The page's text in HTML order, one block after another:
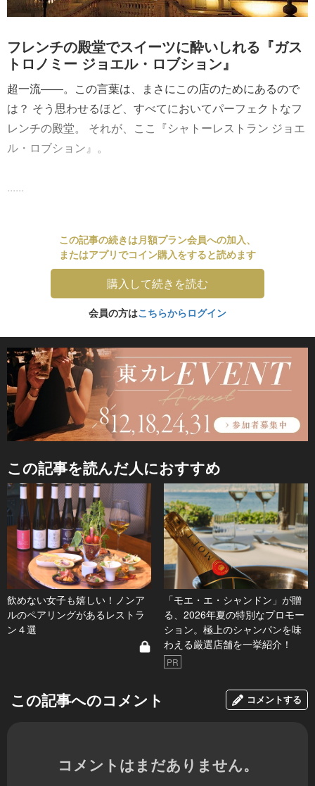
フレンチの殿堂でスイーツに酔いしれる『ガス
トロノミー ジョエル・ロブション』
超一流――。この言葉は、まさにこの店のためにあるので
は？ そう思わせるほど、すべてにおいてパーフェクトなフ
レンチの殿堂。 それが、ここ『シャトーレストラン ジョエ
ル・ロブション』。
......
この記事の続きは月額プラン会員への加入、
またはアプリでコイン購入をすると読めます
購入して続きを読む
会員の方はこちらからログイン
この記事を読んだ人におすすめ
飲めない女子も嬉しい！ノンア
ルのペアリングがあるレストラ
ン４選
「モエ・エ・シャンドン」が贈
る、2026年夏の特別なプロモー
ション。極上のシャンパンを味
わえる厳選店舗を一挙紹介！
PR
この記事へのコメント コメントする
コメントはまだありません。